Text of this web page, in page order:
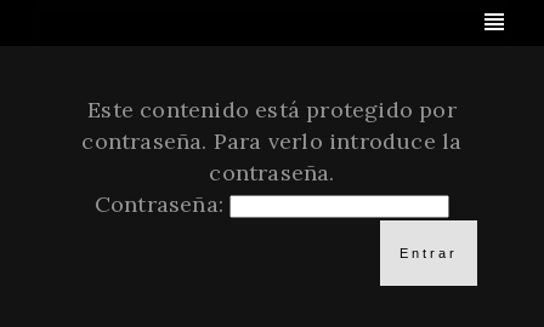
Este contenido está protegido por
contraseña. Para verlo introduce la
contraseña.
Contraseña: